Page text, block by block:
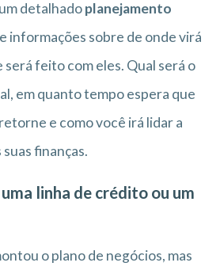
detalhadoplanejamento
informações sobre de onde virá
será feito com eles. Qual será o
em quanto tempo espera que
e como você irá lidar a
finanças.
linha de crédito ou um
o plano de negócios, mas